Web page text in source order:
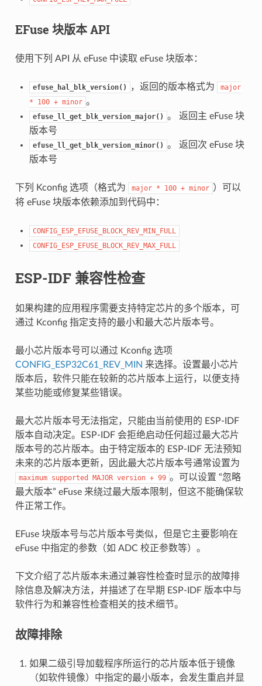
EFuse 块版本 API
使用下列 API 从 eFuse 中读取 eFuse 块版本：
efuse_hal_blk_version() ，返回的版本格式为
major
*
100 + minor 。
efuse_ll_get_blk_version_major() 。 返回主 eFuse 块
版本号
efuse_ll_get_blk_version_minor() 。 返回次 eFuse 块
版本号
下列 Kconfig 选项（格式为 major * 100 + minor ）可以
将 eFuse 块版本依赖添加到代码中：
CONFIG_ESP_EFUSE_BLOCK_REV_MIN_FULL
CONFIG_ESP_EFUSE_BLOCK_REV_MAX_FULL
ESP-IDF 兼容性检查
如果构建的应用程序需要支持特定芯片的多个版本，可
通过 Kconfig 指定支持的最小和最大芯片版本号。
最小芯片版本号可以通过 Kconfig 选项
CONFIG_ESP32C61_REV_MIN 来选择。设置最小芯片
版本后，软件只能在较新的芯片版本上运行，以便支持
某些功能或修复某些错误。
最大芯片版本号无法指定，只能由当前使用的 ESP-IDF
版本自动决定。ESP-IDF 会拒绝启动任何超过最大芯片
版本号的芯片版本。由于特定版本的 ESP-IDF 无法预知
未来的芯片版本更新，因此最大芯片版本号通常设置为
maximum supported MAJOR version + 99 。可以设置 “忽略
最大版本” eFuse 来绕过最大版本限制，但这不能确保软
件正常工作。
EFuse 块版本号与芯片版本号类似，但是它主要影响在
eFuse 中指定的参数（如 ADC 校正参数等）。
下文介绍了芯片版本未通过兼容性检查时显示的故障排
除信息及解决方法，并描述了在早期 ESP-IDF 版本中与
软件行为和兼容性检查相关的技术细节。
故障排除
如果二级引导加载程序所运行的芯片版本低于镜像
（如软件镜像）中指定的最小版本，会发生重启并显